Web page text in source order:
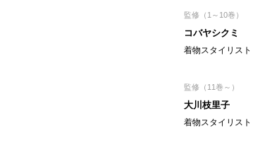
監修（1～10巻）
コバヤシクミ
着物スタイリスト
監修（11巻～）
大川枝里子
着物スタイリスト